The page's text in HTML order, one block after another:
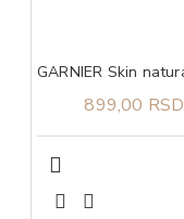
899,00 RSD